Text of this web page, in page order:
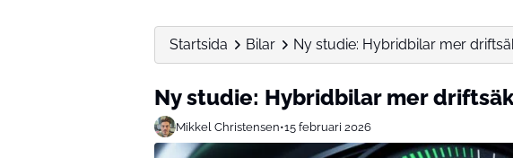
Startsida Bilar Ny studie: Hybridbilar mer
Ny studie: Hybridbilar mer
Mikkel Christensen•15 februari 2026